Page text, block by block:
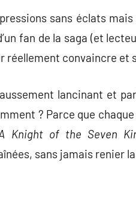
sans éclats
fan de la saga (et
convaincre et
lancinant et
? Parce que
Knight of the Seven
sans jamais renier